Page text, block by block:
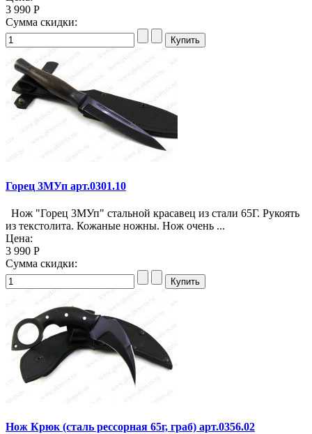
3 990 Р
Сумма скидки:
Горец 3МУп арт.0301.10
Нож "Горец 3МУп" стальной красавец из стали 65Г. Рукоять
из текстолита. Кожаные ножны. Нож очень ...
Цена:
3 990 Р
Сумма скидки:
Нож Крюк (сталь рессорная 65г, граб) арт.0356.02